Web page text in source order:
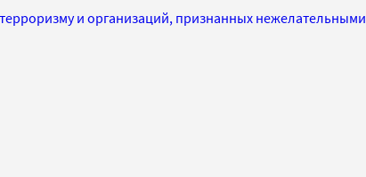
и организаций, признанных нежелательными